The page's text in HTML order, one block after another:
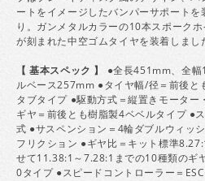
ートをイメージしたバンパーサポート
り。ガンメタルカラーの10本スポーク
が刻まれた中空ゴムタイヤを装着しまし
【 基本スペック 】
●全長451mm、全
ルベース257mm ●タイヤ幅/径＝前後
タブタイプ ●駆動方式＝縦置きモータ
ギヤ＝前後とも樹脂製4ベベルタイプ ●
式 ●サスペンション＝4輪ダブルウィッ
フリクション ●ギヤ比＝キット標準
せて11.38:1～7.28:1までの10種類のギ
0タイプ ●スピードコントローラー＝